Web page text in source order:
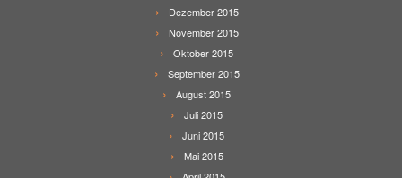
Dezember 2015
November 2015
Oktober 2015
September 2015
August 2015
Juli 2015
Juni 2015
Mai 2015